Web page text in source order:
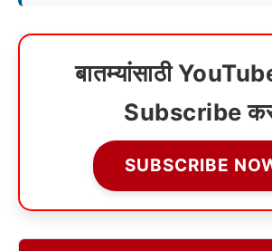
बातम्यांसाठी
Subscribe
SUBSCRIBE